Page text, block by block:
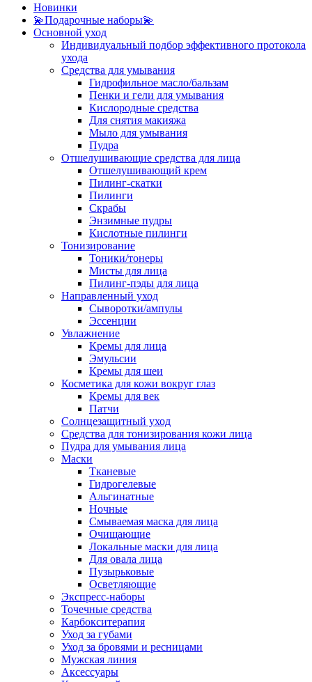
Новинки
💫Подарочные наборы💫
Основной уход
Индивидуальный подбор эффективного протокола
ухода
Средства для умывания
Гидрофильное масло/бальзам
Пенки и гели для умывания
Кислородные средства
Для снятия макияжа
Мыло для умывания
Пудра
Отшелушивающие средства для лица
Отшелушивающий крем
Пилинг-скатки
Пилинги
Скрабы
Энзимные пудры
Кислотные пилинги
Тонизирование
Тоники/тонеры
Мисты для лица
Пилинг-пэды для лица
Направленный уход
Сыворотки/ампулы
Эссенции
Увлажнение
Кремы для лица
Эмульсии
Кремы для шеи
Косметика для кожи вокруг глаз
Кремы для век
Патчи
Солнцезащитный уход
Средства для тонизирования кожи лица
Пудра для умывания лица
Маски
Тканевые
Гидрогелевые
Альгинатные
Ночные
Смываемая маска для лица
Очищающие
Локальные маски для лица
Для овала лица
Пузырьковые
Осветляющие
Экспресс-наборы
Точечные средства
Карбокситерапия
Уход за губами
Уход за бровями и ресницами
Мужская линия
Аксессуары